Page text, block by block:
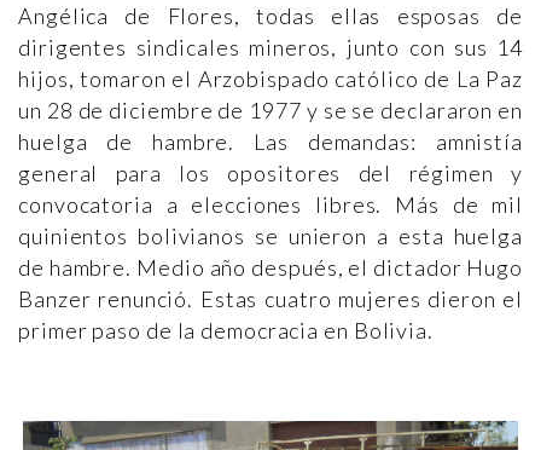
Angélica de Flores, todas ellas esposas de
dirigentes sindicales mineros, junto con sus 14
hijos, tomaron el Arzobispado católico de La Paz
un 28 de diciembre de 1977 y se se declararon en
huelga de hambre. Las demandas: amnistía
general para los opositores del régimen y
convocatoria a elecciones libres. Más de mil
quinientos bolivianos se unieron a esta huelga
de hambre. Medio año después, el dictador Hugo
Banzer renunció. Estas cuatro mujeres dieron el
primer paso de la democracia en Bolivia.